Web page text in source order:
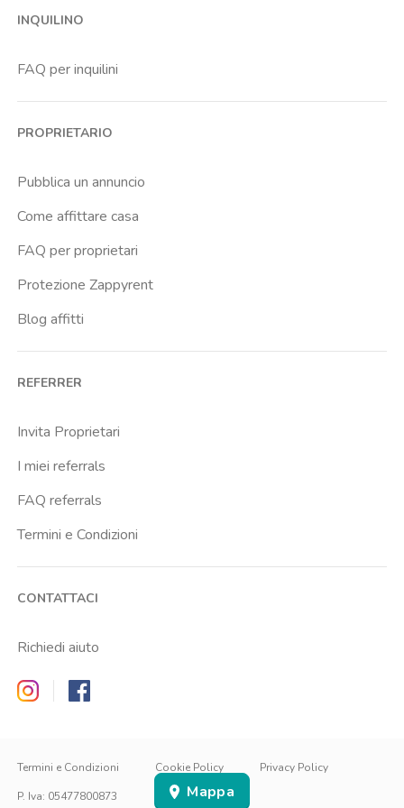
EN
ACCEDI Mappa
INQUILINO
FAQ per inquilini
PROPRIETARIO
Pubblica un annuncio
Come affittare casa
FAQ per proprietari
Protezione Zappyrent
Blog affitti
REFERRER
Invita Proprietari
I miei referrals
FAQ referrals
Termini e Condizioni
CONTATTACI
Richiedi aiuto
Zappyrent on Instagram
Zappyrent on Facebook
Termini e Condizioni Cookie Policy
Privacy Policy
P. Iva: 05477800873